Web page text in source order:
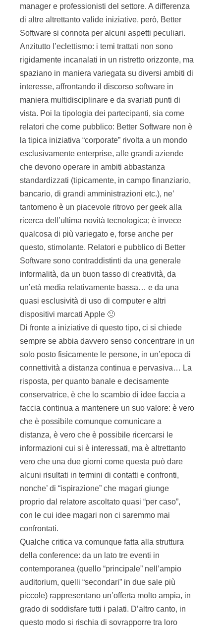
manager e professionisti del settore. A differenza
di altre altrettanto valide iniziative, però, Better
Software si connota per alcuni aspetti peculiari.
Anzitutto l’eclettismo: i temi trattati non sono
rigidamente incanalati in un ristretto orizzonte, ma
spaziano in maniera variegata su diversi ambiti di
interesse, affrontando il discorso software in
maniera multidisciplinare e da svariati punti di
vista. Poi la tipologia dei partecipanti, sia come
relatori che come pubblico: Better Software non è
la tipica iniziativa “corporate” rivolta a un mondo
esclusivamente enterprise, alle grandi aziende
che devono operare in ambiti abbastanza
standardizzati (tipicamente, in campo finanziario,
bancario, di grandi amministrazioni etc.), ne’
tantomeno è un piacevole ritrovo per geek alla
ricerca dell’ultima novità tecnologica; è invece
qualcosa di più variegato e, forse anche per
questo, stimolante. Relatori e pubblico di Better
Software sono contraddistinti da una generale
informalità, da un buon tasso di creatività, da
un’età media relativamente bassa… e da una
quasi esclusività di uso di computer e altri
dispositivi marcati Apple 🙂
Di fronte a iniziative di questo tipo, ci si chiede
sempre se abbia davvero senso concentrare in un
solo posto fisicamente le persone, in un’epoca di
connettività a distanza continua e pervasiva… La
risposta, per quanto banale e decisamente
conservatrice, è che lo scambio di idee faccia a
faccia continua a mantenere un suo valore: è vero
che è possibile comunque comunicare a
distanza, è vero che è possibile ricercarsi le
informazioni cui si è interessati, ma è altrettanto
vero che una due giorni come questa può dare
alcuni risultati in termini di contatti e confronti,
nonche’ di “ispirazione” che magari giunge
proprio dal relatore ascoltato quasi “per caso”,
con le cui idee magari non ci saremmo mai
confrontati.
Qualche critica va comunque fatta alla struttura
della conference: da un lato tre eventi in
contemporanea (quello “principale” nell’ampio
auditorium, quelli “secondari” in due sale più
piccole) rappresentano un’offerta molto ampia, in
grado di soddisfare tutti i palati. D’altro canto, in
questo modo si rischia di sovrapporre tra loro